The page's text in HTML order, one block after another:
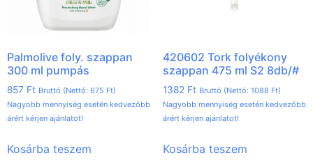
Palmolive foly. szappan
300 ml pumpás
857 Ft Bruttó (Nettó: 675 Ft)
Nagyobb mennyiség esetén kedvezőbb
árért kérjen ajánlatot!
Kosárba teszem
420602 Tork folyékony
szappan 475 ml S2 8db/#
1382 Ft Bruttó (Nettó: 1088 Ft)
Nagyobb mennyiség esetén kedvezőbb
árért kérjen ajánlatot!
Kosárba teszem